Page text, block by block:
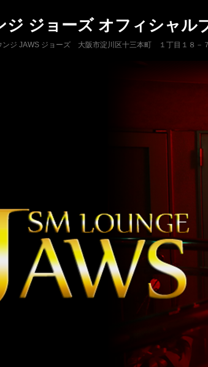
ジ ジョーズ オフィシャル
ジ JAWS ジョーズ 大阪市淀川区十三本町 １丁目１８－